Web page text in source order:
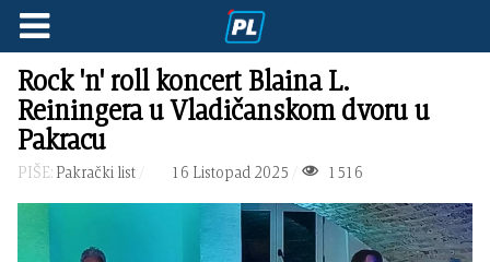
Rock 'n' roll koncert Blaina L.
Reiningera u Vladičanskom dvoru u
Pakracu
PIŠE: Pakrački list 16 Listopad 2025 1516